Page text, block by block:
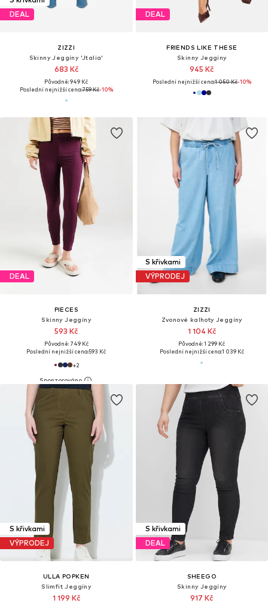
DEAL
ZIZZI
Skinny Jeggíny 'Jtalia'
683 Kč
Původně: 949 Kč
Poslední nejnižší cena:759 Kč-10%
DEAL
FRIENDS LIKE THESE
Skinny Jeggíny
945 Kč
Poslední nejnižší cena:1 050 Kč-10%
DEAL
PIECES
Skinny Jeggíny
593 Kč
Původně: 749 Kč
Poslední nejnižší cena:593 Kč
+2
S křivkami
VÝPRODEJ
ZIZZI
Zvonové kalhoty Jeggíny
1 104 Kč
Původně: 1 299 Kč
Poslední nejnižší cena:1 039 Kč
S křivkami
VÝPRODEJ
ULLA POPKEN
Slimfit Jeggíny
1 199 Kč
S křivkami
DEAL
SHEEGO
Skinny Jeggíny
917 Kč